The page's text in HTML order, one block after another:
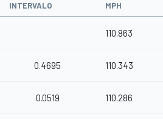
INTERVALO MPH
110.863
0.4695 110.343
0.0519 110.286